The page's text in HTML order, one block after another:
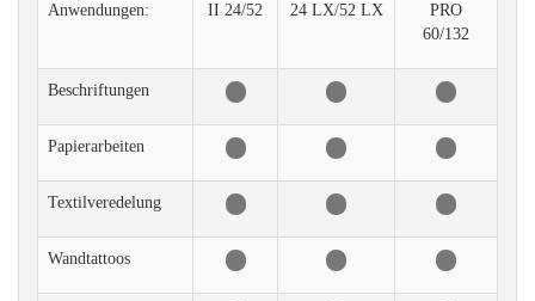
Anwendungen:
II 24/52
24 LX/52 LX
PRO
60/132
Beschriftungen
Papierarbeiten
Textilveredelung
Wandtattoos